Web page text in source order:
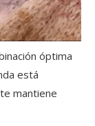
óptima
está
mantiene